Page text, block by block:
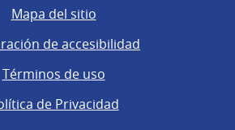
Mapa del sitio
de accesibilidad
Términos de uso
de Privacidad